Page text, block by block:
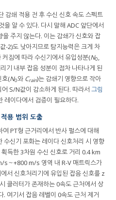
감쇄 적용 전 후 수신 신호 속도 스펙트
알 수 있다. 다시 말해 ADC 앞단에서
주지 않는다. 이는 감쇄가 신호와 잡
-2)도 낮아지므로 탐지능력은 크게 차
짐에 따라 수신기에서 유입성분(N0,
기 내부 잡음 성분이 점차 나타나게 된
호(N0와 Crain)는 감쇄기 영향으로 작아
어 S/N값이 감소하게 된다. 따라서 그림
레이다에서 검증이 필요하다.
용 범위 도출
PT형 근거리에서 반사 펄스에 대해
수신기 포화는 레이다 신호처리 시 영향
득한 3차원 수신 신호로 거리 0.4 km
s～+800 m/s 영역 내 R-V 매트릭스가
서 신호처리기에 유입된 잡음 신호를 z
클러터가 존재하는 0속도 근처에서 상
. 여기서 잡음 레벨이 0속도 근처 제거